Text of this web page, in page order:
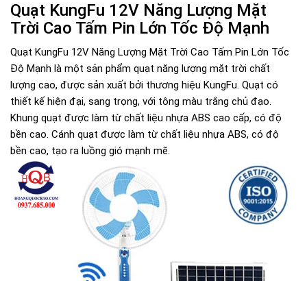
Quạt KungFu 12V Năng Lượng Mặt
Trời Cao Tấm Pin Lớn Tốc Độ Mạnh
Quạt KungFu 12V Năng Lượng Mặt Trời Cao Tấm Pin Lớn Tốc
Độ Mạnh là một sản phẩm quạt năng lượng mặt trời chất
lượng cao, được sản xuất bởi thương hiệu KungFu. Quạt có
thiết kế hiện đại, sang trọng, với tông màu trắng chủ đạo.
Khung quạt được làm từ chất liệu nhựa ABS cao cấp, có độ
bền cao. Cánh quạt được làm từ chất liệu nhựa ABS, có độ
bền cao, tạo ra luồng gió mạnh mẽ.